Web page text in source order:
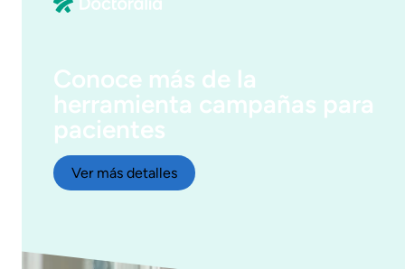
Conoce más de la
herramienta campañas para
pacientes
Ver más detalles